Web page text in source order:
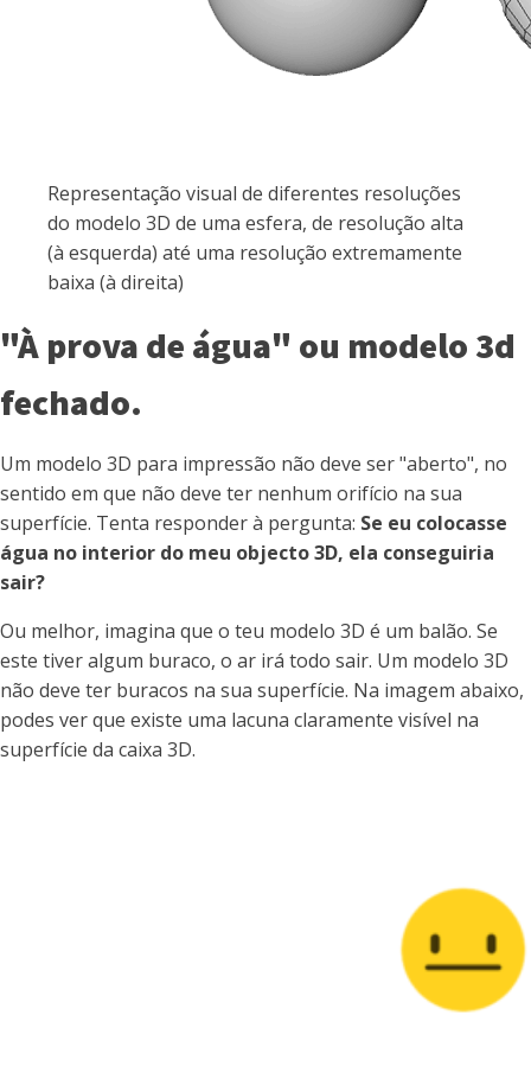
Representação visual de diferentes resoluções
do modelo 3D de uma esfera, de resolução alta
(à esquerda) até uma resolução extremamente
baixa (à direita)
"À prova de água" ou modelo 3d
fechado.
Um modelo 3D para impressão não deve ser "aberto", no
sentido em que não deve ter nenhum orifício na sua
superfície. Tenta responder à pergunta: Se eu colocasse
água no interior do meu objecto 3D, ela conseguiria
sair?
Ou melhor, imagina que o teu modelo 3D é um balão. Se
este tiver algum buraco, o ar irá todo sair. Um modelo 3D
não deve ter buracos na sua superfície. Na imagem abaixo,
podes ver que existe uma lacuna claramente visível na
superfície da caixa 3D.